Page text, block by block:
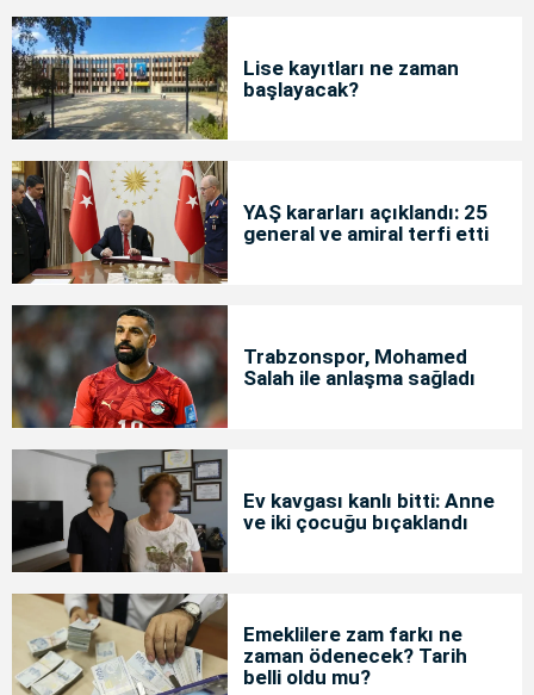
Lise kayıtları ne zaman
başlayacak?
YAŞ kararları açıklandı: 25
general ve amiral terfi etti
Trabzonspor, Mohamed
Salah ile anlaşma sağladı
Ev kavgası kanlı bitti: Anne
ve iki çocuğu bıçaklandı
Emeklilere zam farkı ne
zaman ödenecek? Tarih
belli oldu mu?